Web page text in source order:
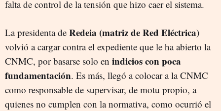
falta de control de la tensión que hizo caer el sistema.
La presidenta de Redeia (matriz de Red Eléctrica)
volvió a cargar contra el expediente que le ha abierto la
CNMC, por basarse solo en indicios con poca
fundamentación. Es más, llegó a colocar a la CNMC
como responsable de supervisar, de motu propio, a
quienes no cumplen con la normativa, como ocurrió el